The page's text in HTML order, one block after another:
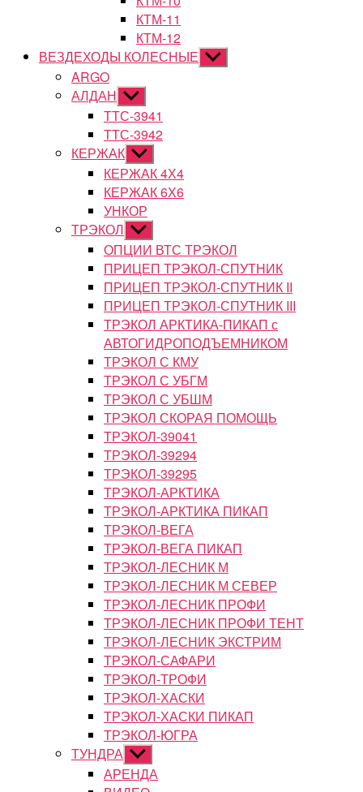
КТМ-11
КТМ-12
ВЕЗДЕХОДЫ КОЛЕСНЫЕ Показывать
подменю
ARGO
АЛДАН Показывать
подменю
ТТС-3941
ТТС-3942
КЕРЖАК Показывать
подменю
КЕРЖАК 4Х4
КЕРЖАК 6Х6
УНКОР
ТРЭКОЛ Показывать
подменю
ОПЦИИ ВТС ТРЭКОЛ
ПРИЦЕП ТРЭКОЛ-СПУТНИК
ПРИЦЕП ТРЭКОЛ-СПУТНИК II
ПРИЦЕП ТРЭКОЛ-СПУТНИК III
ТРЭКОЛ АРКТИКА-ПИКАП с
АВТОГИДРОПОДЪЕМНИКОМ
ТРЭКОЛ С КМУ
ТРЭКОЛ С УБГМ
ТРЭКОЛ С УБШМ
ТРЭКОЛ СКОРАЯ ПОМОЩЬ
ТРЭКОЛ-39041
ТРЭКОЛ-39294
ТРЭКОЛ-39295
ТРЭКОЛ-АРКТИКА
ТРЭКОЛ-АРКТИКА ПИКАП
ТРЭКОЛ-ВЕГА
ТРЭКОЛ-ВЕГА ПИКАП
ТРЭКОЛ-ЛЕСНИК М
ТРЭКОЛ-ЛЕСНИК М СЕВЕР
ТРЭКОЛ-ЛЕСНИК ПРОФИ
ТРЭКОЛ-ЛЕСНИК ПРОФИ ТЕНТ
ТРЭКОЛ-ЛЕСНИК ЭКСТРИМ
ТРЭКОЛ-САФАРИ
ТРЭКОЛ-ТРОФИ
ТРЭКОЛ-ХАСКИ
ТРЭКОЛ-ХАСКИ ПИКАП
ТРЭКОЛ-ЮГРА
ТУНДРА Показывать
подменю
АРЕНДА